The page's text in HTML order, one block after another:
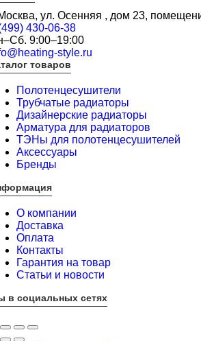
ул. Осенняя , дом 23,
430-06-38
9:00–19:00
style.ru
товаров
Полотенцесушители
Трубчатые радиаторы
Дизайнерские радиаторы
Арматура для радиаторов
ТЭНы для полотенцесушителей
Аксессуары
Бренды
О компании
Доставка
Оплата
Контакты
Гарантия на товар
Статьи и новости
в социальных сетях